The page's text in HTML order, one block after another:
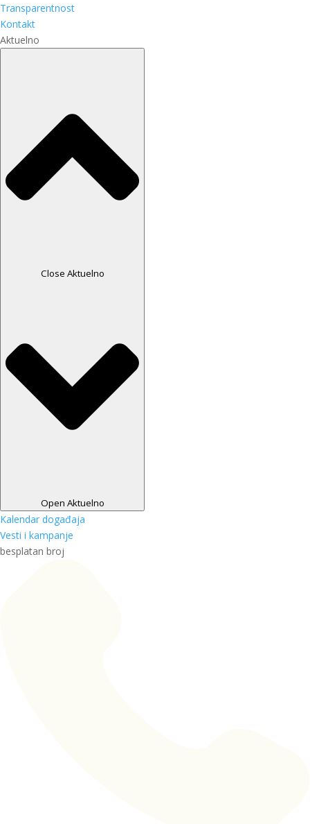
Transparentnost
Kontakt
Aktuelno
Close Aktuelno
Open Aktuelno
Kalendar događaja
Vesti i kampanje
besplatan broj